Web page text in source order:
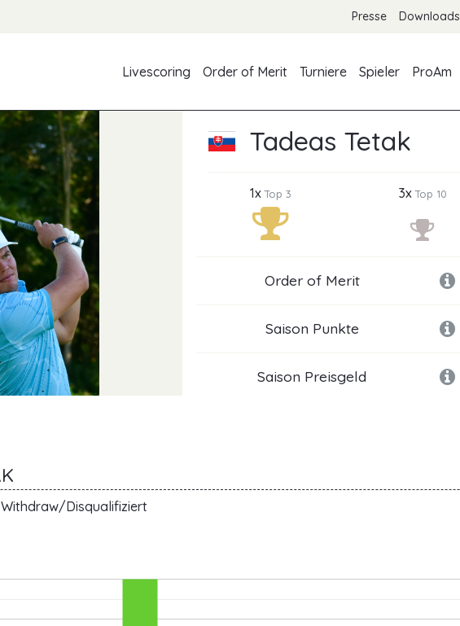
Presse Downloads
Livescoring
Order of Merit Turniere Spieler ProAm
Tadeas Tetak
1xTop 3 3xTop 10
Order of Merit
Saison Punkte
Saison Preisgeld
Withdraw/Disqualifiziert